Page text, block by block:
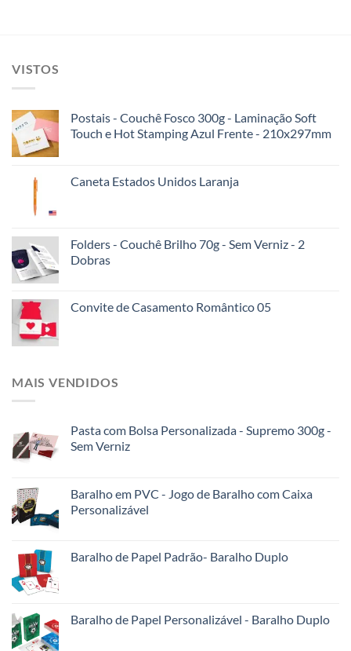
VISTOS
Postais - Couchê Fosco 300g - Laminação Soft
Touch e Hot Stamping Azul Frente - 210x297mm
Caneta Estados Unidos Laranja
Folders - Couchê Brilho 70g - Sem Verniz - 2
Dobras
Convite de Casamento Romântico 05
MAIS VENDIDOS
Pasta com Bolsa Personalizada - Supremo 300g -
Sem Verniz
Baralho em PVC - Jogo de Baralho com Caixa
Personalizável
Baralho de Papel Padrão- Baralho Duplo
Baralho de Papel Personalizável - Baralho Duplo